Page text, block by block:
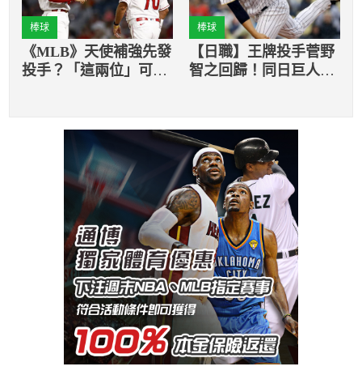
棒球
《MLB》天使補強先發
投手？「這兩位」可能
棒球
【日職】王牌投手菅野
智之回歸！同日巨人簽